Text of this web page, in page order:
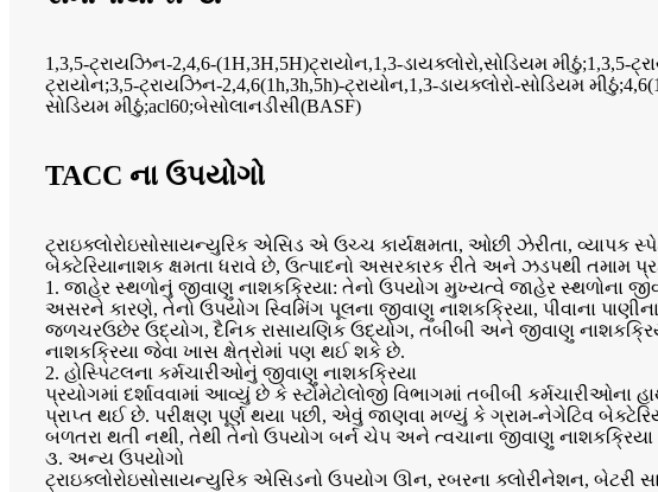
1,3,5-ટ્રાયઝિન-2,4,6-(1H,3H,5H)ટ્રાયોન,1,3-ડાયક્લોરો,સોડિયમ મીઠું;1,3,5-
ટ્રાયોન;3,5-ટ્રાયઝિન-2,4,6(1h,3h,5h)-ટ્રાયોન,1,3-ડાયક્લોરો-સોડિયમ
સોડિયમ મીઠું;acl60;બેસોલાનડીસી(BASF)
TACC ના ઉપયોગો
ટ્રાઇક્લોરોઇસોસાયન્યુરિક એસિડ એ ઉચ્ચ કાર્યક્ષમતા, ઓછી ઝેરીતા,
બેક્ટેરિયાનાશક ક્ષમતા ધરાવે છે, ઉત્પાદનો અસરકારક રીતે અને ઝડપથી તમામ
1. જાહેર સ્થળોનું જીવાણુ નાશકક્રિયા: તેનો ઉપયોગ મુખ્યત્વે જાહેર સ્થળોના
અસરને કારણે, તેનો ઉપયોગ સ્વિમિંગ પૂલના જીવાણુ નાશકક્રિયા, પીવાના
જળચરઉછેર ઉદ્યોગ, દૈનિક રાસાયણિક ઉદ્યોગ, તબીબી અને જીવાણુ
નાશકક્રિયા જેવા ખાસ ક્ષેત્રોમાં પણ થઈ શકે છે.
2. હોસ્પિટલના કર્મચારીઓનું જીવાણુ નાશકક્રિયા
પ્રયોગમાં દર્શાવવામાં આવ્યું છે કે સ્ટોમેટોલોજી વિભાગમાં તબીબી
પ્રાપ્ત થઈ છે. પરીક્ષણ પૂર્ણ થયા પછી, એવું જાણવા મળ્યું કે ગ્રામ-નેગેટિવ
બળતરા થતી નથી, તેથી તેનો ઉપયોગ બર્ન ચેપ અને ત્વચાના જીવાણુ
૩. અન્ય ઉપયોગો
ટ્રાઇક્લોરોઇસોસાયન્યુરિક એસિડનો ઉપયોગ ઊન, રબરના ક્લોરીનેશન,